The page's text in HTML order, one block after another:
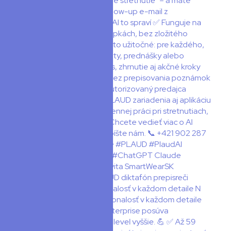
🚁 DJI Matrice 400 – dokonalosť v každom detaile N